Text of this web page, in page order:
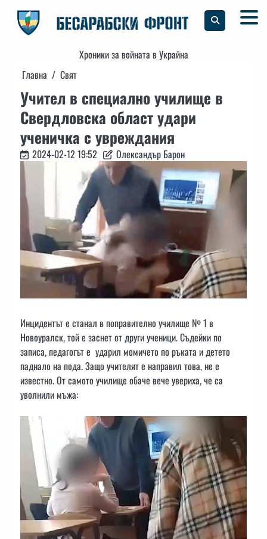
content
Хроники за войната в Украйна
Главна
Свят
Учител в специално училище в
Свердловска област удари
ученичка с увреждания
2024-02-12 19:52 Олександър Барон
Инцидентът е станал в поправително училище № 1 в
Новоуралск, той е заснет от други ученици. Съдейки по
записа, педагогът е ударил момичето по ръката и детето
паднало на пода. Защо учителят е направил това, не е
известно. От самото училище обаче вече увериха, че са
уволнили мъжа: